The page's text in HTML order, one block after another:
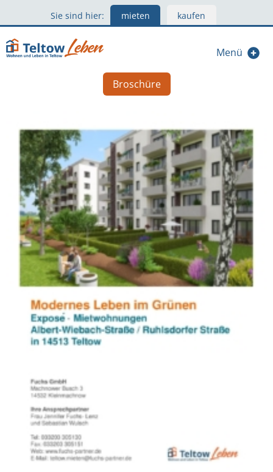
Sie sind hier: mieten kaufen
Menü
Broschüre